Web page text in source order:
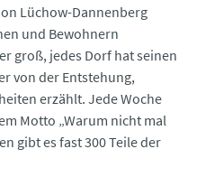
Lüchow-Dannenberg
und Bewohnern
groß, jedes Dorf hat seinen
von der Entstehung,
erzählt. Jede Woche
Motto „Warum nicht mal
gibt es fast 300 Teile der